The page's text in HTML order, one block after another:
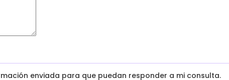
enviada para que puedan responder a mi consulta.